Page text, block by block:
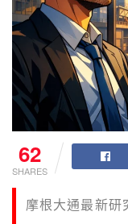
62
SHARES
摩根大通最新研